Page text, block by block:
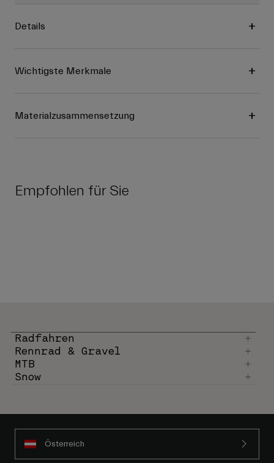
Details
Wichtigste Merkmale
Materialzusammensetzung
Empfohlen für Sie
Radfahren
Rennrad & Gravel
MTB
Snow
Österreich